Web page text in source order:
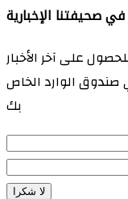
صحيفتنا الإخبارية
على آخر الأخبار
صندوق الوارد الخاص
بك
لا شكرا